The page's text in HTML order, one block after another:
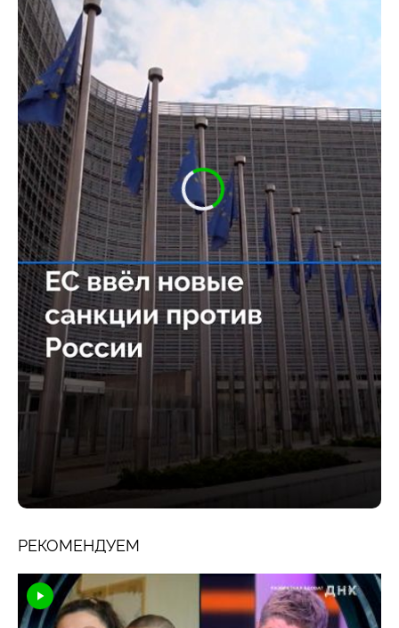
РЕКОМЕНДУЕМ